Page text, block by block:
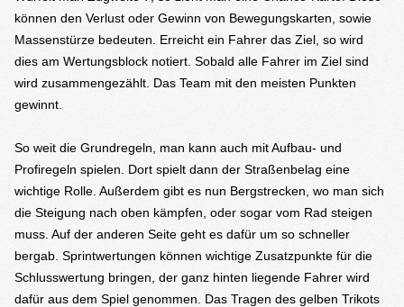
können den Verlust oder Gewinn von Bewegungskarten, sowie
Massenstürze bedeuten. Erreicht ein Fahrer das Ziel, so wird
dies am Wertungsblock notiert. Sobald alle Fahrer im Ziel sind
wird zusammengezählt. Das Team mit den meisten Punkten
gewinnt.
So weit die Grundregeln, man kann auch mit Aufbau- und
Profiregeln spielen. Dort spielt dann der Straßenbelag eine
wichtige Rolle. Außerdem gibt es nun Bergstrecken, wo man sich
die Steigung nach oben kämpfen, oder sogar vom Rad steigen
muss. Auf der anderen Seite geht es dafür um so schneller
bergab. Sprintwertungen können wichtige Zusatzpunkte für die
Schlusswertung bringen, der ganz hinten liegende Fahrer wird
dafür aus dem Spiel genommen. Das Tragen des gelben Trikots